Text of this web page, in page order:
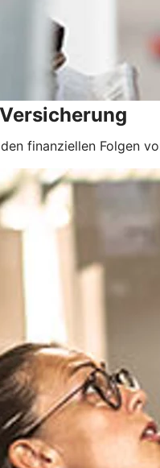
finanziellen Folgen